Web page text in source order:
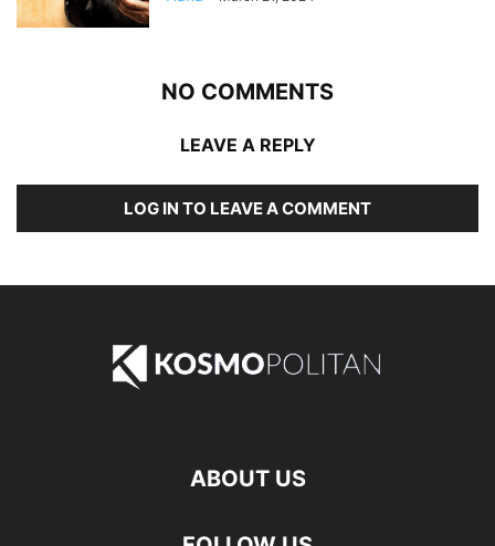
NO COMMENTS
LEAVE A REPLY
LOG IN TO LEAVE A COMMENT
ABOUT US